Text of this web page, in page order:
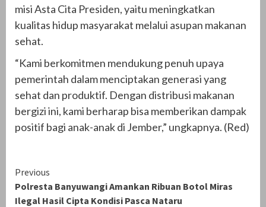
misi Asta Cita Presiden, yaitu meningkatkan
kualitas hidup masyarakat melalui asupan makanan
sehat.
“Kami berkomitmen mendukung penuh upaya
pemerintah dalam menciptakan generasi yang
sehat dan produktif. Dengan distribusi makanan
bergizi ini, kami berharap bisa memberikan dampak
positif bagi anak-anak di Jember,” ungkapnya. (Red)
Continue
Reading
Previous
Polresta Banyuwangi Amankan Ribuan Botol Miras
Ilegal Hasil Cipta Kondisi Pasca Nataru